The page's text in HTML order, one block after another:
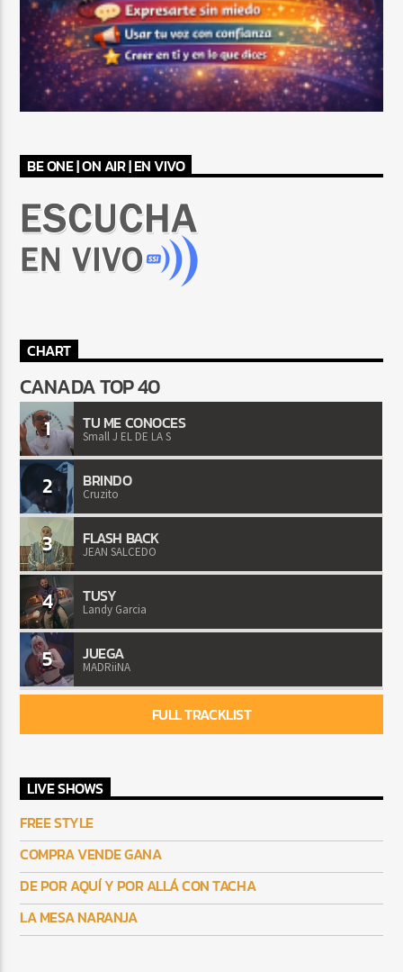
BE ONE | ON AIR | EN VIVO
CHART
CANADA TOP 40
1 TU ME CONOCES
Small J EL DE LA S
2 BRINDO
Cruzito
3 FLASH BACK
JEAN SALCEDO
4 TUSY
Landy Garcia
5 JUEGA
MADRiiNA
FULL TRACKLIST
LIVE SHOWS
FREE STYLE
COMPRA VENDE GANA
DE POR AQUÍ Y POR ALLÁ CON TACHA
LA MESA NARANJA